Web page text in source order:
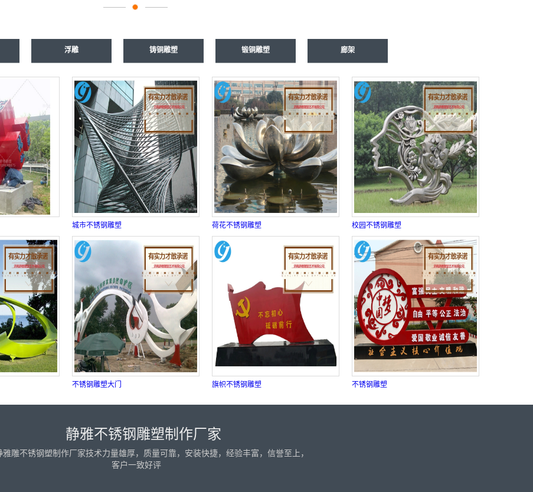
浮雕 铸铜雕塑 锻铜雕塑 廊架
城市不锈钢雕塑 荷花不锈钢雕塑 校园不锈钢雕塑
不锈钢雕塑大门 旗帜不锈钢雕塑 不锈钢雕塑
静雅不锈钢雕塑制作厂家
雅雕不锈钢塑制作厂家技术力量雄厚，质量可靠，安装快捷，经验丰富，信誉至上，
客户一致好评